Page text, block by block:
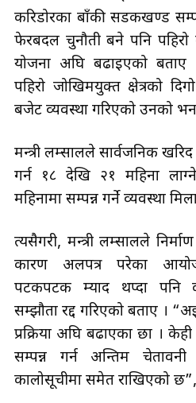
करिडोरका बाँकी सडकखण्ड
फेरबदल चुनौती बने पनि पहिरो
योजना अघि बढाइएको
पहिरो जोखिमयुक्त क्षेत्रको
बजेट व्यवस्था गरिएको उनको
मन्त्री लम्सालले सार्वजनिक खरिद
गर्न १८ देखि २१ महिना
महिनामा सम्पन्न गर्ने व्यवस्था
त्यसैगरी, मन्त्री लम्सालले
कारण अलपत्र परेका
पटकपटक म्याद थप्दा पनि
सम्झौता रद्द गरिएको बताए ।
प्रक्रिया अघि बढाएका छौँ ।
सम्पन्न गर्न अन्तिम
कालोसूचीमा समेत राखिएको